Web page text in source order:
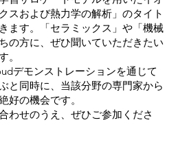
スおよび熱力学の解析」のタイト
ます。「セラミックス」や「機械
の方に、ぜひ聞いていただきたい
。
デモンストレーションを通じて
と同時に、当該分野の専門家から
好の機会です。
わせのうえ、ぜひご参加くださ